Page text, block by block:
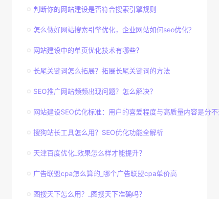
判断你的网站建设是否符合搜索引擎规则
怎么做好网站搜索引擎优化，企业网站如何seo优化？
网站建设中的单页优化技术有哪些？
长尾关键词怎么拓展？拓展长尾关键词的方法
SEO推广网站频频出现问题？怎么解决？
网站建设SEO优化标准：用户的喜爱程度与高质量内容是分
搜狗站长工具怎么用？SEO优化功能全解析
天津百度优化_效果怎么样才能提升？
广告联盟cpa怎么算的_哪个广告联盟cpa单价高
图搜天下怎么用？_图搜天下准确吗？